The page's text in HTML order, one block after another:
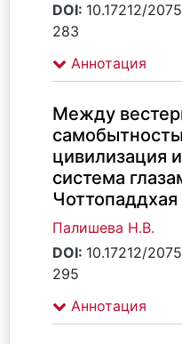
DOI: 10.17212/
283
Аннотация
Между
цивилизация
система
Чоттопаддхая
Палишева Н.В.
DOI: 10.17212/
295
Аннотация